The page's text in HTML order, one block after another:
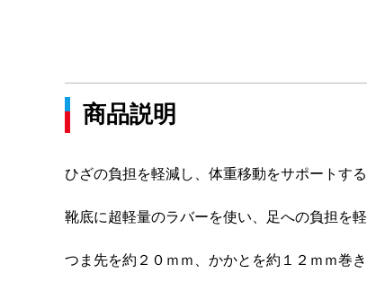
商品説明
ひざの負担を軽減し、体重移動をサポートす
靴底に超軽量のラバーを使い、足への負担を軽
つま先を約２０ｍｍ、かかとを約１２ｍｍ巻